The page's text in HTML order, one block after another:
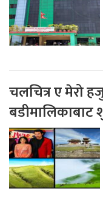
चलचित्र ए मेरो